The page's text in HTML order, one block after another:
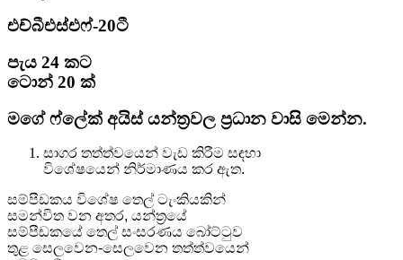
එච්බීඑස්එෆ්-20ටී
පැය 24 කට
ටොන් 20 ක්
මගේ ෆ්ලේක් අයිස් යන්ත්‍රවල ප්‍රධාන වාසි මෙන්න.
සාගර තත්ත්වයෙන් වැඩ කිරීම සඳහා
විශේෂයෙන් නිර්මාණය කර ඇත.
සම්පීඩකය විශේෂ තෙල් ටැංකියකින්
සමන්විත වන අතර, යන්ත්‍රයේ
සම්පීඩකයේ තෙල් සංසරණය බෝට්ටුව
තුළ සෙලවෙන-සෙලවෙන තත්ත්වයෙන්